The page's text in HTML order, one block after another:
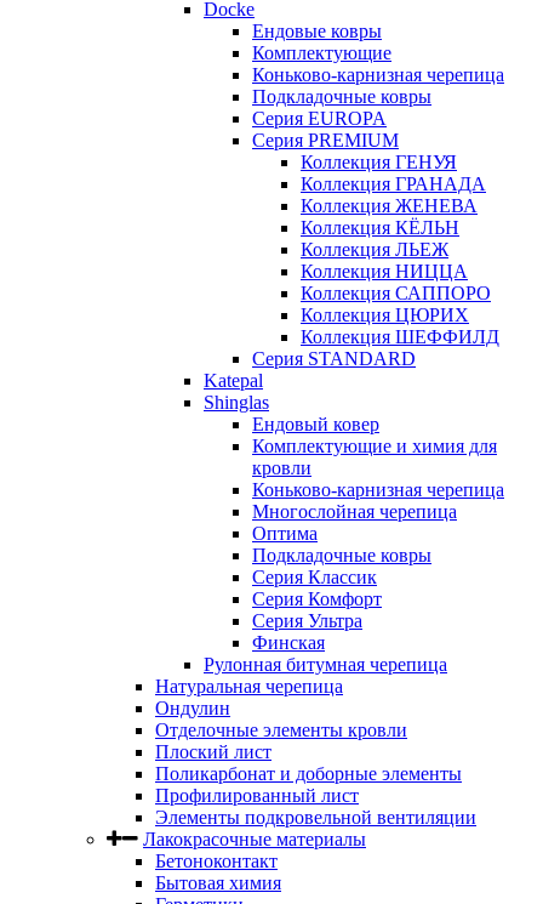
Docke
Ендовые ковры
Комплектующие
Коньково-карнизная черепица
Подкладочные ковры
Серия EUROPA
Серия PREMIUM
Коллекция ГЕНУЯ
Коллекция ГРАНАДА
Коллекция ЖЕНЕВА
Коллекция КЁЛЬН
Коллекция ЛЬЕЖ
Коллекция НИЦЦА
Коллекция САППОРО
Коллекция ЦЮРИХ
Коллекция ШЕФФИЛД
Серия STANDARD
Katepal
Shinglas
Ендовый ковер
Комплектующие и химия для
кровли
Коньково-карнизная черепица
Многослойная черепица
Оптима
Подкладочные ковры
Серия Классик
Серия Комфорт
Серия Ультра
Финская
Рулонная битумная черепица
Натуральная черепица
Ондулин
Отделочные элементы кровли
Плоский лист
Поликарбонат и доборные элементы
Профилированный лист
Элементы подкровельной вентиляции
Лакокрасочные материалы
Бетоноконтакт
Бытовая химия